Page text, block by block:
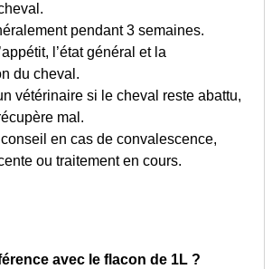
pendant 3 semaines.
l’état général et la
du cheval.
vétérinaire si le cheval reste abattu,
mal.
en cas de convalescence,
ou traitement en cours.
avec le flacon de 1L ?